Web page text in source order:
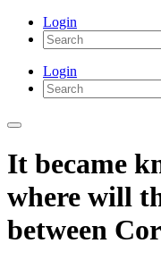
Login
Login
It became
where will
between